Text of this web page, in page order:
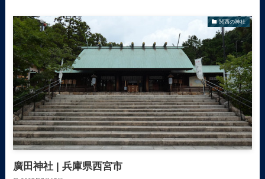
関西の神社
廣田神社 | 兵庫県西宮市